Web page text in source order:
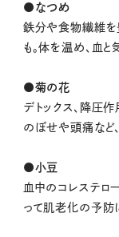
●なつめ
鉄分や食物繊維を
も。体を温め、血
●菊の花
デトックス、降圧
のぼせや頭痛など
●小豆
血中のコレステロ
って肌老化の予防